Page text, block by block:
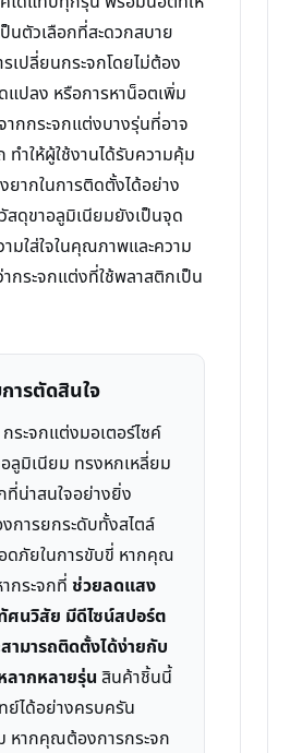
นตัวเลือกที่สะดวกสบาย
เปลี่ยนกระจกโดยไม่ต้อง
แปลง หรือการหาน็อตเพิ่ม
กกระจกแต่งบางรุ่นที่อาจ
ทำให้ผู้ใช้งานได้รับความคุ้ม
ยากในการติดตั้งได้อย่าง
สดุขาอลูมิเนียมยังเป็นจุด
มใส่ใจในคุณภาพและความ
กระจกแต่งที่ใช้พลาสติกเป็น
ารตัดสินใจ
ระจกแต่งมอเตอร์ไซค์
ลูมิเนียม ทรงหกเหลี่ยม
ที่น่าสนใจอย่างยิ่ง
การยกระดับทั้งสไตล์
ดภัยในการขับขี่ หากคุณ
กระจกที่ ช่วยลดแสง
ศนวิสัย มีดีไซน์สปอร์ต
ามารถติดตั้งได้ง่ายกับ
ลากหลายรุ่น สินค้าชิ้นนี้
ย์ได้อย่างครบครัน
หากคุณต้องการกระจก